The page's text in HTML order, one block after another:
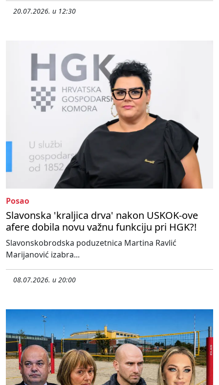
20.07.2026. u 12:30
Posao
Slavonska 'kraljica drva' nakon USKOK-ove
afere dobila novu važnu funkciju pri HGK?!
Slavonskobrodska poduzetnica Martina Ravlić
Marijanović izabra...
08.07.2026. u 20:00